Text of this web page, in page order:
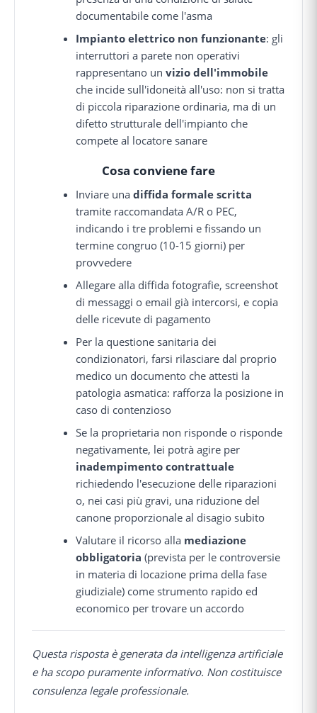
documentabile come l'asma
Impianto elettrico non funzionante: gli
interruttori a parete non operativi
rappresentano unvizio dell'immobile
che incide sull'idoneità all'uso: non si tratta
di piccola riparazione ordinaria, ma di un
difetto strutturale dell'impianto che
compete al locatore sanare
Cosa conviene fare
Inviare unadiffida formale scritta
tramite raccomandata A/R o PEC,
indicando i tre problemi e fissando un
termine congruo (10-15 giorni) per
provvedere
Allegare alla diffida fotografie, screenshot
di messaggi o email già intercorsi, e copia
delle ricevute di pagamento
Per la questione sanitaria dei
condizionatori, farsi rilasciare dal proprio
medico un documento che attesti la
patologia asmatica: rafforza la posizione in
caso di contenzioso
Se la proprietaria non risponde o risponde
negativamente, lei potrà agire per
inadempimento contrattuale
richiedendo l'esecuzione delle riparazioni
o, nei casi più gravi, una riduzione del
canone proporzionale al disagio subito
Valutare il ricorso alla mediazione
obbligatoria (prevista per le controversie
in materia di locazione prima della fase
giudiziale) come strumento rapido ed
economico per trovare un accordo
Questa risposta è generata da intelligenza artificiale
e ha scopo puramente informativo. Non costituisce
consulenza legale professionale.